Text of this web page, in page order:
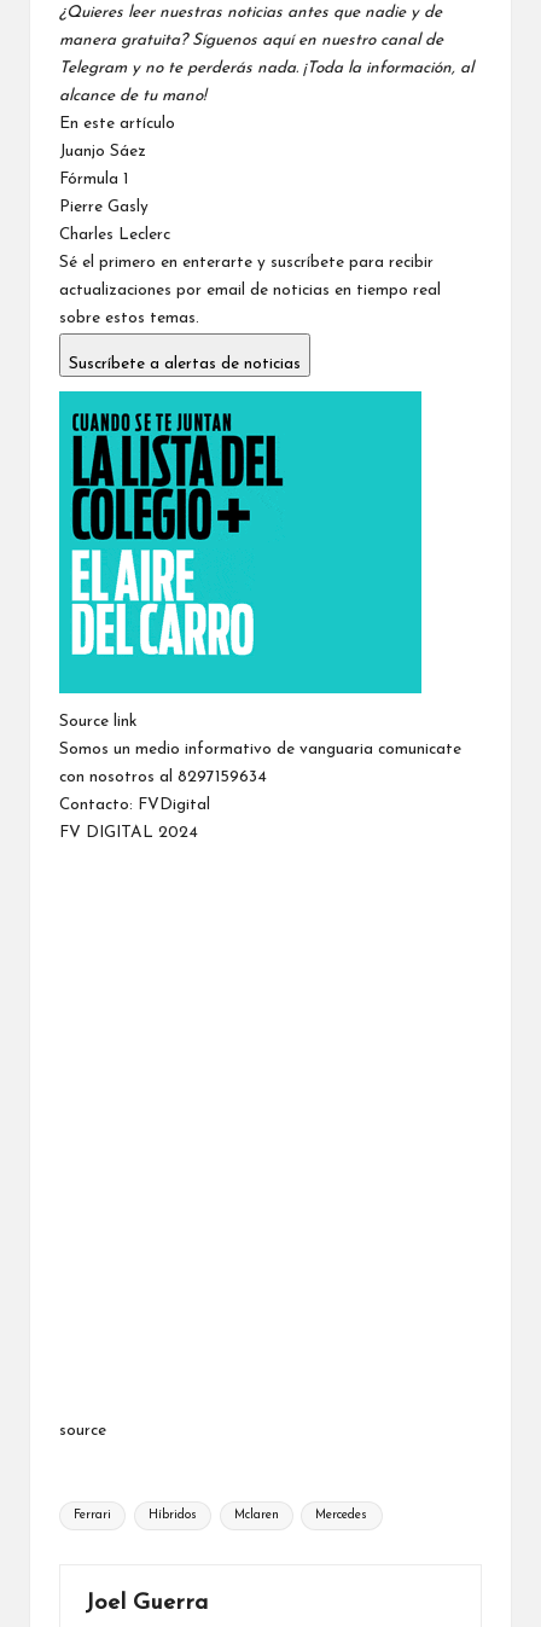
¿Quieres leer nuestras noticias antes que nadie y de
manera gratuita? Síguenos aquí en nuestro canal de
Telegramy no te perderás nada. ¡Toda la información, al
alcance de tu mano!
En este artículo
Juanjo Sáez
Fórmula 1
Pierre Gasly
Charles Leclerc
Sé el primero en enterarte y suscríbete para recibir
actualizaciones por email de noticias en tiempo real
sobre estos temas.
Suscríbete a alertas de noticias
Source link
Somos un medio informativo de vanguaria comunicate
con nosotros al 8297159634
Contacto:
FVDigital
FV DIGITAL 2024
source
Etiquetas:
Ferrari Híbridos Mclaren Mercedes
Joel Guerra